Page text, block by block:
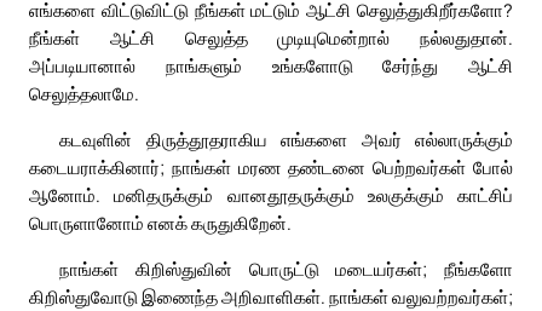
எங்களை விட்டுவிட்டு நீங்கள் மட்டும் ஆட்சி செலுத்துகிறீர்களோ?
நீங்கள் ஆட்சி செலுத்த முடியுமென்றால் நல்லதுதான்.
அப்படியானால் நாங்களும் உங்களோடு சேர்ந்து ஆட்சி
செலுத்தலாமே.
கடவுளின் திருத்தூதராகிய எங்களை அவர் எல்லாருக்கும்
கடையராக்கினார்; நாங்கள் மரண தண்டனை பெற்றவர்கள் போல்
ஆனோம். மனிதருக்கும் வானதூதருக்கும் உலகுக்கும் காட்சிப்
பொருளானோம் எனக் கருதுகிறேன்.
நாங்கள் கிறிஸ்துவின் பொருட்டு மடையர்கள்; நீங்களோ
கிறிஸ்துவோடு இணைந்த அறிவாளிகள். நாங்கள் வலுவற்றவர்கள்;